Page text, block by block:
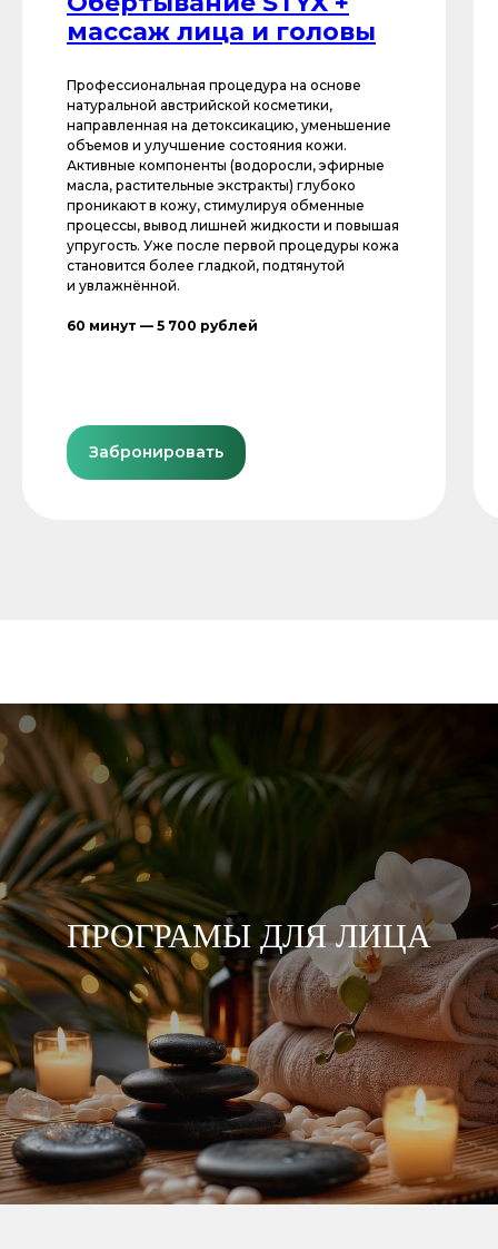
массаж лица и головы
Профессиональная процедура на основе
натуральной австрийской косметики,
направленная на детоксикацию, уменьшение
объемов и улучшение состояния кожи.
Активные компоненты (водоросли, эфирные
масла, растительные экстракты) глубоко
проникают в кожу, стимулируя обменные
процессы, вывод лишней жидкости и повышая
упругость. Уже после первой процедуры кожа
становится более гладкой, подтянутой
и увлажнённой.
60 минут — 5 700 рублей
Забронировать
ПРОГРАМЫ ДЛЯ ЛИЦА